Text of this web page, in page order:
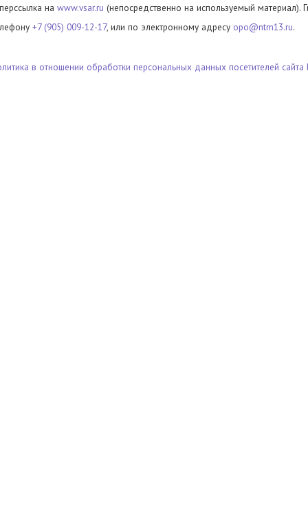
на www.vsar.ru (непосредственно на используемый материал).
+7 (905) 009-12-17, или по электронному адресу opo@ntm13.ru.
в отношении обработки персональных данных посетителей